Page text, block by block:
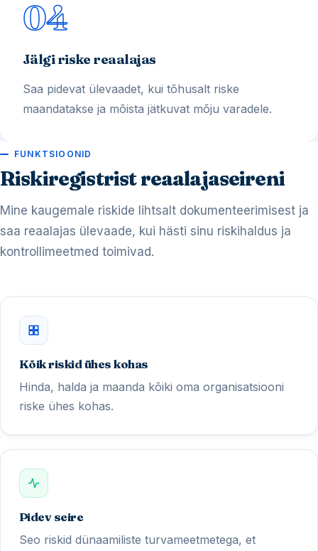
04
Jälgi riske reaalajas
Saa pidevat ülevaadet, kui tõhusalt riske
maandatakse ja mõista jätkuvat mõju varadele.
FUNKTSIOONID
Riskiregistrist reaalajaseireni
Mine kaugemale riskide lihtsalt dokumenteerimisest ja
saa reaalajas ülevaade, kui hästi sinu riskihaldus ja
kontrollimeetmed toimivad.
Kõik riskid ühes kohas
Hinda, halda ja maanda kõiki oma organisatsiooni
riske ühes kohas.
Pidev seire
Seo riskid dünaamiliste turvameetmetega, et